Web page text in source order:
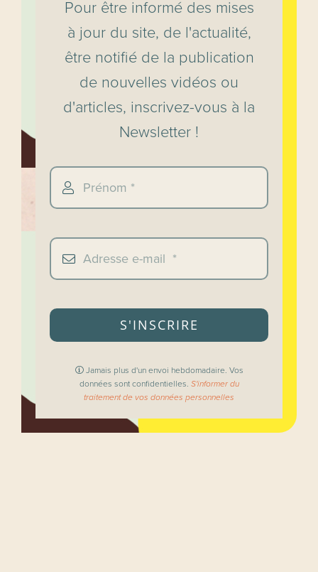
Pour être informé des mises
à jour du site, de l'actualité,
être notifié de la publication
de nouvelles vidéos ou
d'articles, inscrivez-vous à la
Newsletter !
S'INSCRIRE
Jamais plus d'un envoi hebdomadaire. Vos
données sont confidentielles. S'informer du
traitement de vos données personnelles